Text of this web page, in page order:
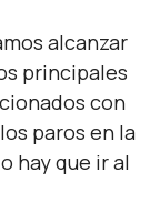
alcanzar
principales
con
paros en la
hay que ir al